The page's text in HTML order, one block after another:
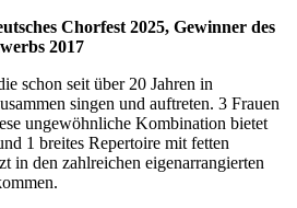
Chorfest 2025, Gewinner des
2017
schon seit über 20 Jahren in
singen und auftreten. 3 Frauen
ungewöhnliche Kombination bietet
1 breites Repertoire mit fetten
in den zahlreichen eigenarrangierten